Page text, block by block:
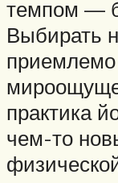
темпом —
Выбирать
приемлемо
практика
чем-то